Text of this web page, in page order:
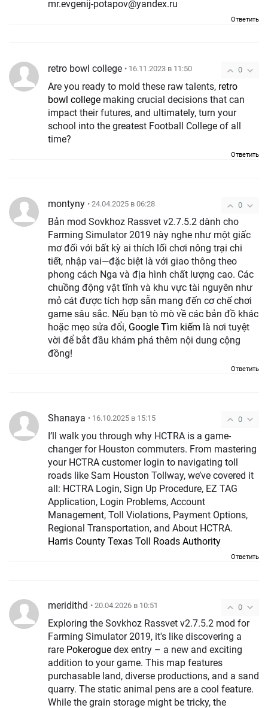
mr.evgenij-potapov@yandex.ru
Ответить
0
retro bowl college • 16.11.2023 в 11:50
Are you ready to mold these raw talents, retro
bowl college making crucial decisions that can
impact their futures, and ultimately, turn your
school into the greatest Football College of all
time?
Ответить
0
montyny • 24.04.2025 в 06:28
Bản mod Sovkhoz Rassvet v2.7.5.2 dành cho
Farming Simulator 2019 này nghe như một giấc
mơ đối với bất kỳ ai thích lối chơi nông trại chi
tiết, nhập vai—đặc biệt là với giao thông theo
phong cách Nga và địa hình chất lượng cao. Các
chuồng động vật tĩnh và khu vực tài nguyên như
mỏ cát được tích hợp sẵn mang đến cơ chế chơi
game sâu sắc. Nếu bạn tò mò về các bản đồ khác
hoặc mẹo sửa đổi, Google Tìm kiếm là nơi tuyệt
vời để bắt đầu khám phá thêm nội dung cộng
đồng!
Ответить
0
Shanaya • 16.10.2025 в 15:15
I’ll walk you through why HCTRA is a game-
changer for Houston commuters. From mastering
your HCTRA customer login to navigating toll
roads like Sam Houston Tollway, we’ve covered it
all: HCTRA Login, Sign Up Procedure, EZ TAG
Application, Login Problems, Account
Management, Toll Violations, Payment Options,
Regional Transportation, and About HCTRA.
Harris County Texas Toll Roads Authority
Ответить
0
meridithd • 20.04.2026 в 10:51
Exploring the Sovkhoz Rassvet v2.7.5.2 mod for
Farming Simulator 2019, it's like discovering a
rare Pokerogue dex entry – a new and exciting
addition to your game. This map features
purchasable land, diverse productions, and a sand
quarry. The static animal pens are a cool feature.
While the grain storage might be tricky, the